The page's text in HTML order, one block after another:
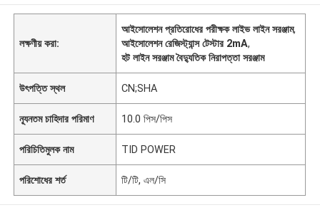
লক্ষণীয় করা:
আইসোলেশন প্রতিরোধের পরীক্ষক লাইভ লাইন সরঞ্জাম,
আইসোলেশন রেজিস্ট্যান্স টেস্টার 2mA,
হট লাইন সরঞ্জাম বৈদ্যুতিক নিরাপত্তা সরঞ্জাম
উৎপত্তি স্থল CN;SHA
ন্যূনতম চাহিদার পরিমাণ 10.0 পিস/পিস
পরিচিতিমুলক নাম TID POWER
পরিশোধের শর্ত টি/টি, এল/সি